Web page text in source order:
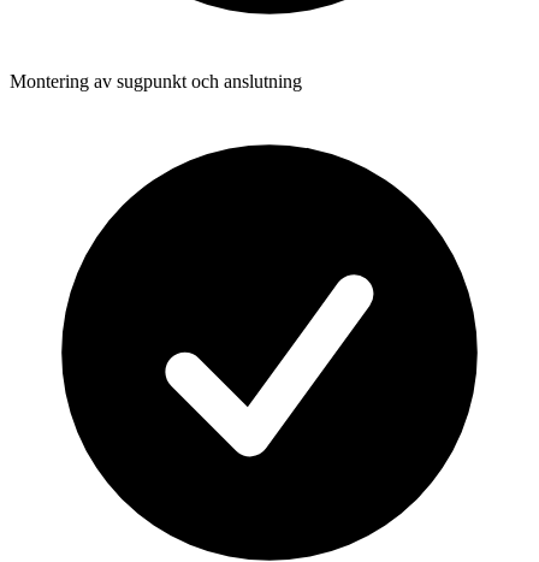
Montering av sugpunkt och anslutning